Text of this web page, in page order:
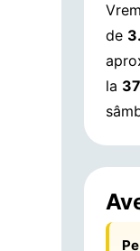
de
la